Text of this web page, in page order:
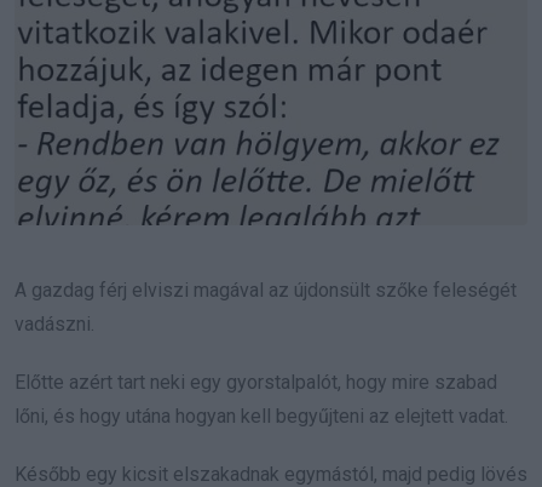
A gazdag férj elviszi magával az újdonsült szőke feleségét
vadászni.
Előtte azért tart neki egy gyorstalpalót, hogy mire szabad
lőni, és hogy utána hogyan kell begyűjteni az elejtett vadat.
Később egy kicsit elszakadnak egymástól, majd pedig lövés